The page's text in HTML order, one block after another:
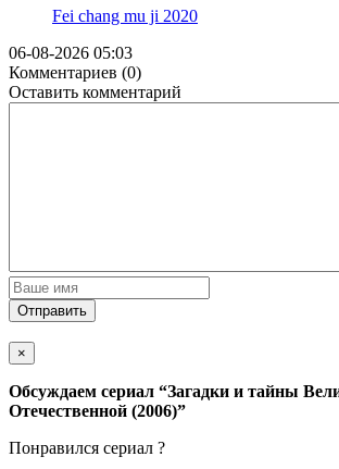
Fei chang mu ji 2020
06-08-2026 05:03
Комментариев (0)
Оставить комментарий
Отправить
×
Обсуждаем cериал “Загадки и тайны
Отечественной (2006)”
Понравился cериал ?